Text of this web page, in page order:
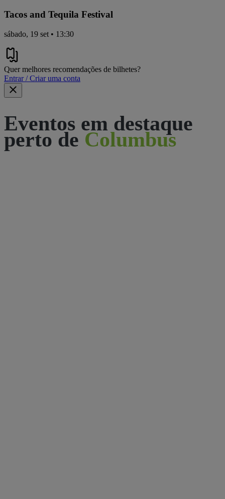
Tacos and Tequila Festival
sábado, 19 set • 13:30
Quer melhores recomendações de bilhetes?
Entrar / Criar uma conta
Eventos em destaque
perto de Columbus